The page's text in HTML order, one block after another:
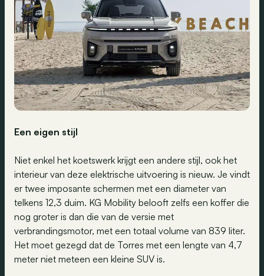
Een eigen stijl
Niet enkel het koetswerk krijgt een andere stijl, ook het
interieur van deze elektrische uitvoering is nieuw. Je vindt
er twee imposante schermen met een diameter van
telkens 12,3 duim. KG Mobility belooft zelfs een koffer die
nog groter is dan die van de versie met
verbrandingsmotor, met een totaal volume van 839 liter.
Het moet gezegd dat de Torres met een lengte van 4,7
meter niet meteen een kleine SUV is.